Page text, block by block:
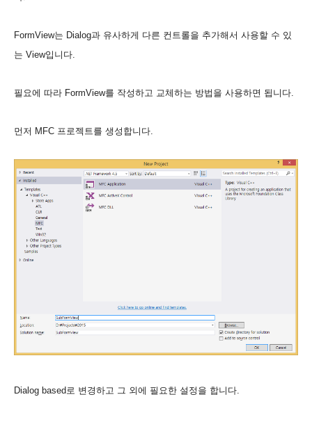
FormView는 Dialog과 유사하게 다른 컨트롤을 추가해서 사용할 수 있
는 View입니다.
필요에 따라 FormView를 작성하고 교체하는 방법을 사용하면 됩니다.
먼저 MFC 프로젝트를 생성합니다.
Dialog based로 변경하고 그 외에 필요한 설정을 합니다.